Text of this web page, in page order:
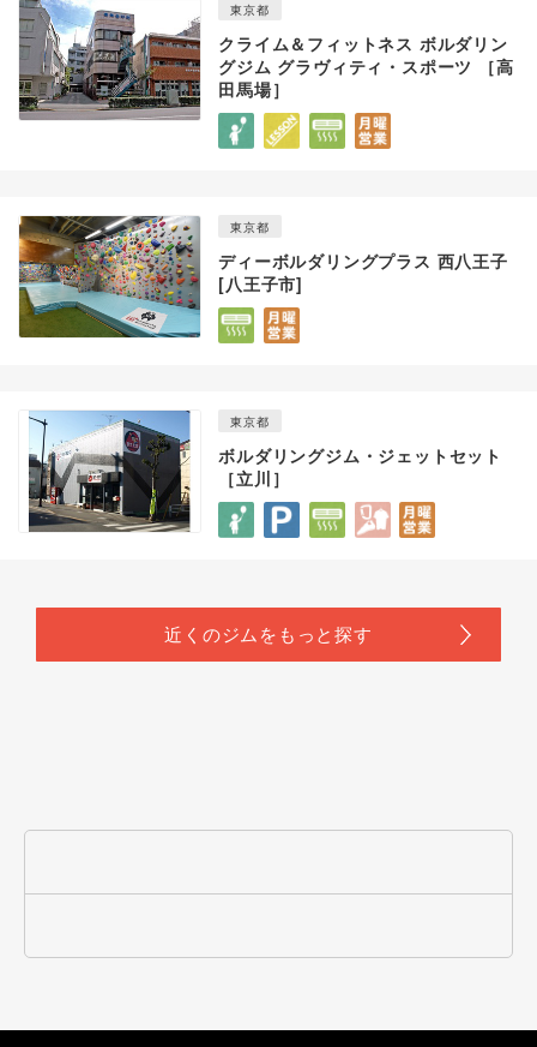
東京都
クライム＆フィットネス ボルダリン
グジム グラヴィティ・スポーツ ［高
田馬場］
東京都
ディーボルダリングプラス 西八王子
[八王子市]
東京都
ボルダリングジム・ジェットセット
［立川］